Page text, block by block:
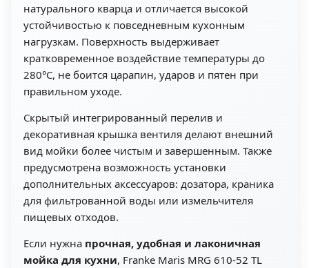
натурального кварца и отличается высокой
устойчивостью к повседневным кухонным
нагрузкам. Поверхность выдерживает
кратковременное воздействие температуры до
280°C, не боится царапин, ударов и пятен при
правильном уходе.
Скрытый интегрированный перелив и
декоративная крышка вентиля делают внешний
вид мойки более чистым и завершенным. Также
предусмотрена возможность установки
дополнительных аксессуаров: дозатора, краника
для фильтрованной воды или измельчителя
пищевых отходов.
Если нужна прочная, удобная и лаконичная
мойка для кухни, Franke Maris MRG 610-52 TL